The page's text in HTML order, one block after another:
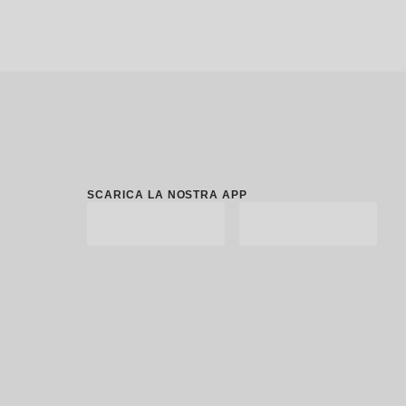
SCARICA LA NOSTRA APP